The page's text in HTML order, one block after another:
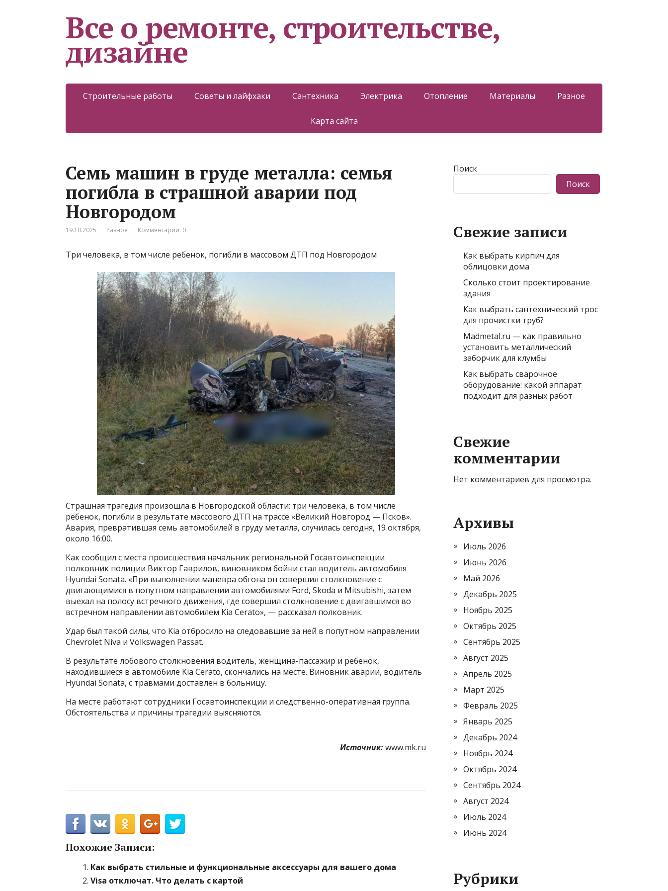
Все о ремонте, строительстве,
дизайне
Строительные работы Советы и лайфхаки Сантехника Электрика Отопление Материалы Разное
Карта сайта
Семь машин в груде металла: семья
погибла в страшной аварии под
Новгородом
19.10.2025 Разное Комментарии: 0
Три человека, в том числе ребенок, погибли в массовом ДТП под Новгородом
Страшная трагедия произошла в Новгородской области: три человека, в том числе
ребенок, погибли в результате массового ДТП на трассе «Великий Новгород — Псков».
Авария, превратившая семь автомобилей в груду металла, случилась сегодня, 19 октября,
около 16:00.
Как сообщил с места происшествия начальник региональной Госавтоинспекции
полковник полиции Виктор Гаврилов, виновником бойни стал водитель автомобиля
Hyundai Sonata. «При выполнении маневра обгона он совершил столкновение с
двигающимися в попутном направлении автомобилями Ford, Skoda и Mitsubishi, затем
выехал на полосу встречного движения, где совершил столкновение с двигавшимся во
встречном направлении автомобилем Kia Cerato», — рассказал полковник.
Удар был такой силы, что Kia отбросило на следовавшие за ней в попутном направлении
Chevrolet Niva и Volkswagen Passat.
В результате лобового столкновения водитель, женщина-пассажир и ребенок,
находившиеся в автомобиле Kia Cerato, скончались на месте. Виновник аварии, водитель
Hyundai Sonata, с травмами доставлен в больницу.
На месте работают сотрудники Госавтоинспекции и следственно-оперативная группа.
Обстоятельства и причины трагедии выясняются.
Источник:www.mk.ru
Похожие Записи:
Как выбрать стильные и функциональные аксессуары для вашего дома
Visa отключат. Что делать с картой
Поиск
Поиск
Свежие записи
Как выбрать кирпич для
облицовки дома
Сколько стоит проектирование
здания
Как выбрать сантехнический трос
для прочистки труб?
Madmetal.ru — как правильно
установить металлический
заборчик для клумбы
Как выбрать сварочное
оборудование: какой аппарат
подходит для разных работ
Свежие
комментарии
Нет комментариев для просмотра.
Архивы
Июль 2026
Июнь 2026
Май 2026
Декабрь 2025
Ноябрь 2025
Октябрь 2025
Сентябрь 2025
Август 2025
Апрель 2025
Март 2025
Февраль 2025
Январь 2025
Декабрь 2024
Ноябрь 2024
Октябрь 2024
Сентябрь 2024
Август 2024
Июль 2024
Июнь 2024
Рубрики